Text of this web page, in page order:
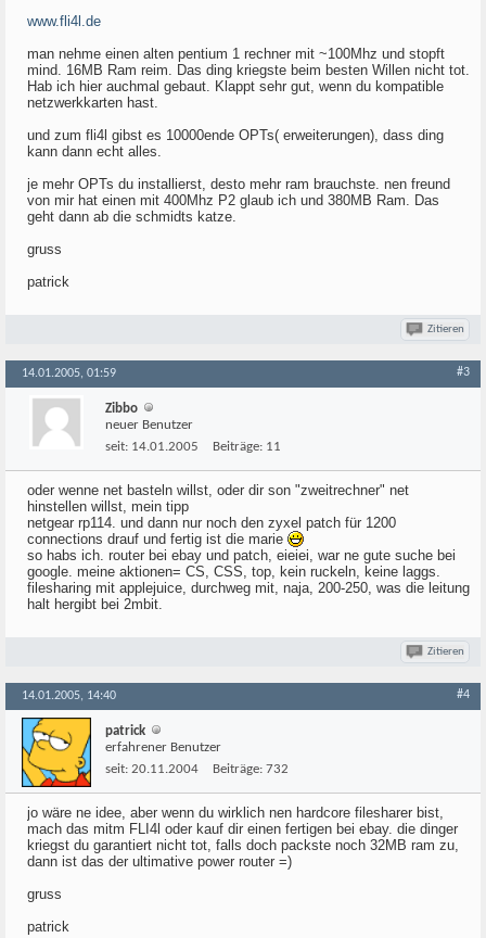
www.fli4l.de
man nehme einen alten pentium 1 rechner mit ~100Mhz und stopft
mind. 16MB Ram reim. Das ding kriegste beim besten Willen nicht tot.
Hab ich hier auchmal gebaut. Klappt sehr gut, wenn du kompatible
netzwerkkarten hast.
und zum fli4l gibst es 10000ende OPTs( erweiterungen), dass ding
kann dann echt alles.
je mehr OPTs du installierst, desto mehr ram brauchste. nen freund
von mir hat einen mit 400Mhz P2 glaub ich und 380MB Ram. Das
geht dann ab die schmidts katze.
gruss
patrick
Zitieren
14.01.2005, 01:59 #3
Zibbo
neuer Benutzer
seit: 14.01.2005 Beiträge: 11
oder wenne net basteln willst, oder dir son "zweitrechner" net
hinstellen willst, mein tipp
netgear rp114. und dann nur noch den zyxel patch für 1200
connections drauf und fertig ist die marie
so habs ich. router bei ebay und patch, eieiei, war ne gute suche bei
google. meine aktionen= CS, CSS, top, kein ruckeln, keine laggs.
filesharing mit applejuice, durchweg mit, naja, 200-250, was die leitung
halt hergibt bei 2mbit.
Zitieren
14.01.2005, 14:40 #4
patrick
erfahrener Benutzer
seit: 20.11.2004 Beiträge: 732
jo wäre ne idee, aber wenn du wirklich nen hardcore filesharer bist,
mach das mitm FLI4l oder kauf dir einen fertigen bei ebay. die dinger
kriegst du garantiert nicht tot, falls doch packste noch 32MB ram zu,
dann ist das der ultimative power router =)
gruss
patrick